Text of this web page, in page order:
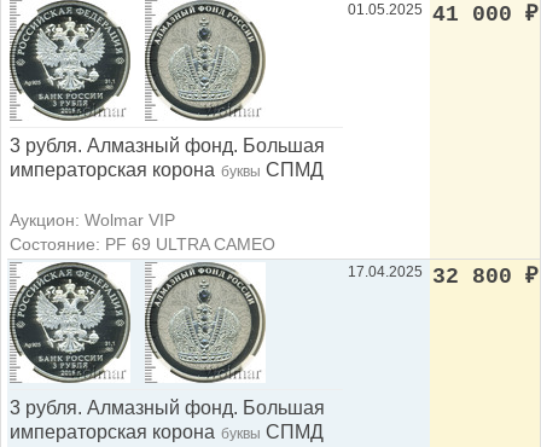
3 рубля. Алмазный фонд. Большая
императорская корона буквы СПМД
Аукцион: Wolmar VIP
Состояние: PF 69 ULTRA CAMEO
01.05.2025 41 000 ₽
3 рубля. Алмазный фонд. Большая
императорская корона буквы СПМД
17.04.2025 32 800 ₽